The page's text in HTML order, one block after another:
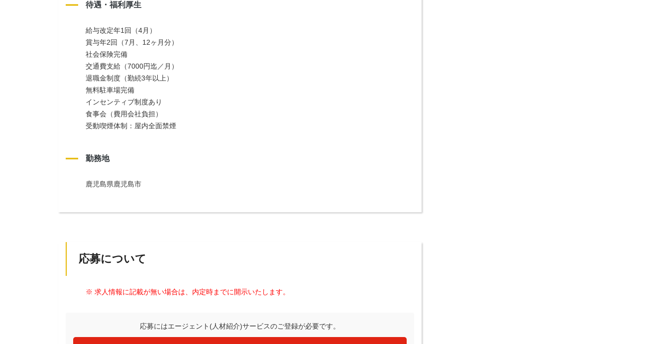
待遇・福利厚生
給与改定年1回（4月）
賞与年2回（7月、12ヶ月分）
社会保険完備
交通費支給（7000円迄／月）
退職金制度（勤続3年以上）
無料駐車場完備
インセンティブ制度あり
食事会（費用会社負担）
受動喫煙体制：屋内全面禁煙
勤務地
鹿児島県鹿児島市
応募について
※ 求人情報に記載が無い場合は、内定時までに開示いたします。
応募にはエージェント(人材紹介)サービスのご登録が必要です。